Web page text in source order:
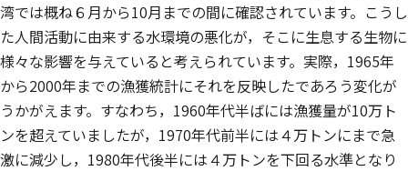
湾では概ね６月から10月までの間に確認されています。こうし
た人間活動に由来する水環境の悪化が，そこに生息する生物に
様々な影響を与えていると考えられています。実際，1965年
から2000年までの漁獲統計にそれを反映したであろう変化が
うかがえます。すなわち，1960年代半ばには漁獲量が10万ト
ンを超えていましたが，1970年代前半には４万トンにまで急
激に減少し，1980年代後半には４万トンを下回る水準となり